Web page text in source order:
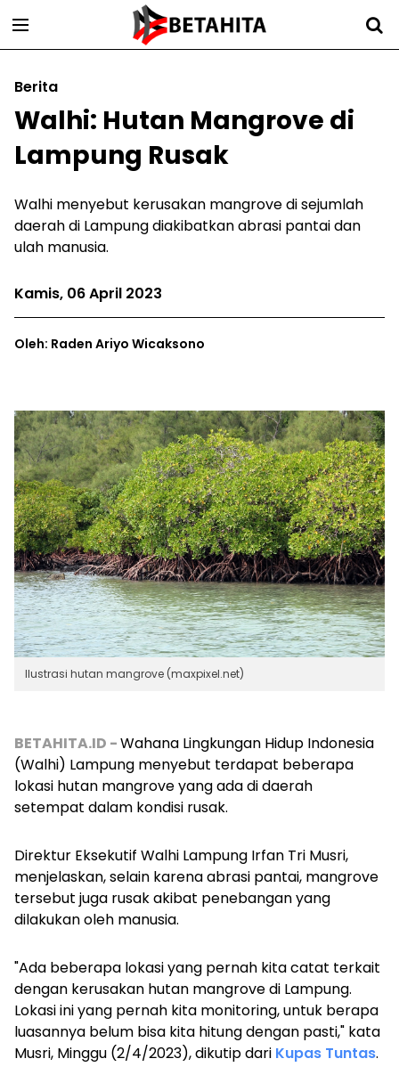
Berita
Walhi: Hutan Mangrove di
Lampung Rusak
Walhi menyebut kerusakan mangrove di sejumlah
daerah di Lampung diakibatkan abrasi pantai dan
ulah manusia.
Kamis, 06 April 2023
Oleh: Raden Ariyo Wicaksono
Ilustrasi hutan mangrove (maxpixel.net)
BETAHITA.ID -Wahana Lingkungan Hidup Indonesia
(Walhi) Lampung menyebut terdapat beberapa
lokasi hutan mangrove yang ada di daerah
setempat dalam kondisi rusak.
Direktur Eksekutif Walhi Lampung Irfan Tri Musri,
menjelaskan, selain karena abrasi pantai, mangrove
tersebut juga rusak akibat penebangan yang
dilakukan oleh manusia.
"Ada beberapa lokasi yang pernah kita catat terkait
dengan kerusakan hutan mangrove di Lampung.
Lokasi ini yang pernah kita monitoring, untuk berapa
luasannya belum bisa kita hitung dengan pasti," kata
Musri, Minggu (2/4/2023), dikutip dari Kupas Tuntas.